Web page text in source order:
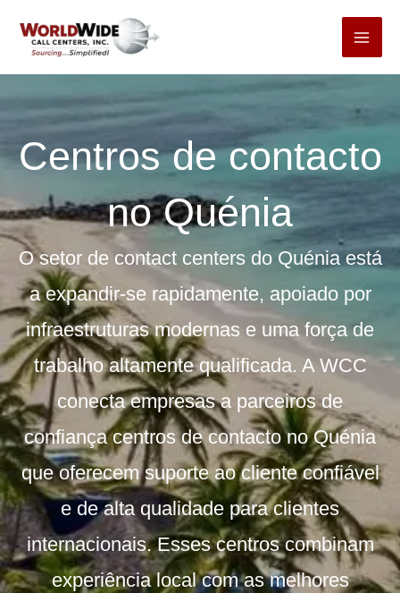
para
conteúdo
Centros de contacto
no Quénia
O setor de contact centers do Quénia está
a expandir-se rapidamente, apoiado por
infraestruturas modernas e uma força de
trabalho altamente qualificada. A WCC
conecta empresas a parceiros de
confiançacentros de contacto no Quénia
que oferecem suporte ao cliente confiável
e de alta qualidade para clientes
internacionais. Esses centros combinam
experiência local com as melhores